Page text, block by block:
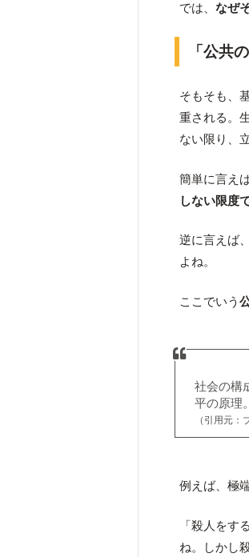
では、なぜ
「公共
そもそも、
重される。
ない限り、
簡単に言え
しない限度で
逆に言えば
よね。
ここでいう
社会の構
平の原理。
（引用元：
例えば、極
「殺人をす
ね。しかし